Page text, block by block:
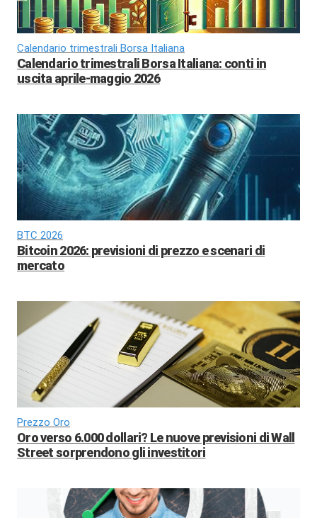
Calendario trimestrali Borsa Italiana
Calendario trimestrali Borsa Italiana: conti in
uscita aprile-maggio 2026
BTC 2026
Bitcoin 2026: previsioni di prezzo e scenari di
mercato
Prezzo Oro
Oro verso 6.000 dollari? Le nuove previsioni di Wall
Street sorprendono gli investitori